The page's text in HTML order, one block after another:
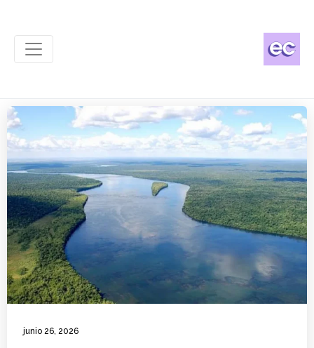
junio 26, 2026